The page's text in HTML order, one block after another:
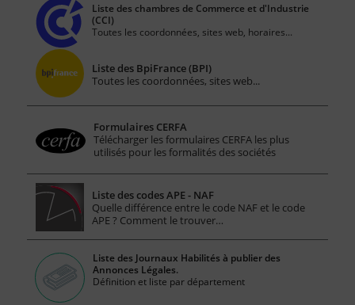
Liste des chambres de Commerce et d'Industrie
(CCI)
Toutes les coordonnées, sites web, horaires...
Liste des BpiFrance (BPI)
Toutes les coordonnées, sites web...
Formulaires CERFA
Télécharger les formulaires CERFA les plus
utilisés pour les formalités des sociétés
Liste des codes APE - NAF
Quelle différence entre le code NAF et le code
APE ? Comment le trouver…
Liste des Journaux Habilités à publier des
Annonces Légales.
Définition et liste par département